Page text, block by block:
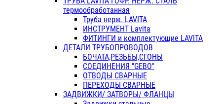
термообработанная
Труба нерж. LAVITA
ИНСТРУМЕНТ Lavita
ФИТИНГИ и комплектующие LAVITA
ДЕТАЛИ ТРУБОПРОВОДОВ
БОЧАТА,РЕЗЬБЫ,СГОНЫ
СОЕДИНЕНИЯ "GEBO"
ОТВОДЫ СВАРНЫЕ
ПЕРЕХОДЫ СВАРНЫЕ
ЗАДВИЖКИ/ ЗАТВОРЫ/ ФЛАНЦЫ